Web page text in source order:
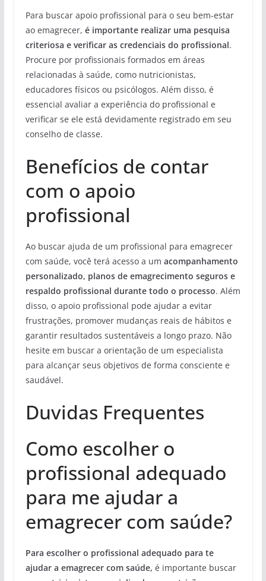
Para buscar apoio profissional para o seu bem-estar
ao emagrecer, é importante realizar uma pesquisa
criteriosa e verificar as credenciais do profissional.
Procure por profissionais formados em áreas
relacionadas à saúde, como nutricionistas,
educadores físicos ou psicólogos. Além disso, é
essencial avaliar a experiência do profissional e
verificar se ele está devidamente registrado em seu
conselho de classe.
Benefícios de contar
com o apoio
profissional
Ao buscar ajuda de um profissional para emagrecer
com saúde, você terá acesso a um acompanhamento
personalizado, planos de emagrecimento seguros e
respaldo profissional durante todo o processo. Além
disso, o apoio profissional pode ajudar a evitar
frustrações, promover mudanças reais de hábitos e
garantir resultados sustentáveis a longo prazo. Não
hesite em buscar a orientação de um especialista
para alcançar seus objetivos de forma consciente e
saudável.
Duvidas Frequentes
Como escolher o
profissional adequado
para me ajudar a
emagrecer com saúde?
Para escolher o profissional adequado para te
ajudar a emagrecer com saúde, é importante buscar